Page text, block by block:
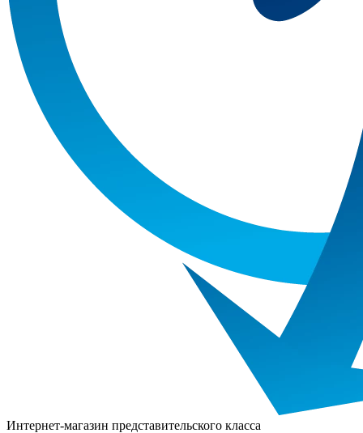
Интернет-магазин представительского класса